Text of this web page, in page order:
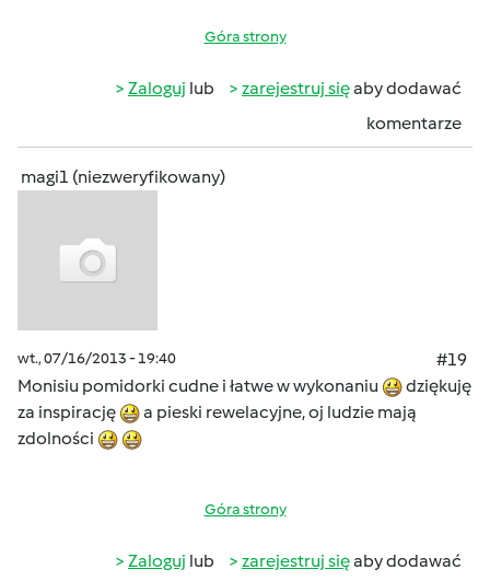
Góra strony
Zaloguj lub zarejestruj sięaby dodawać
komentarze
magi1 (niezweryfikowany)
wt., 07/16/2013 - 19:40
#19
Monisiu pomidorki cudne i łatwe w wykonaniu
dziękuję
za inspirację
a pieski rewelacyjne, oj ludzie mają
zdolności
Góra strony
Zaloguj lub zarejestruj sięaby dodawać